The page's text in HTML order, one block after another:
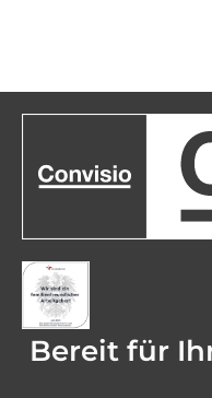
Bereit für